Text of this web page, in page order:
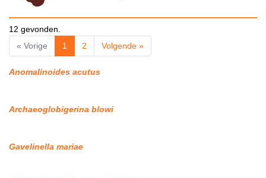
12 gevonden.
« Vorige
1 2 Volgende »
Anomalinoides acutus
Archaeoglobigerina blowi
Gavelinella mariae